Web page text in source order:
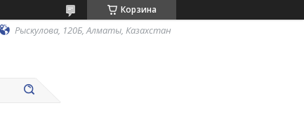
Корзина
Рыскулова, 120Б, Алматы, Казахстан